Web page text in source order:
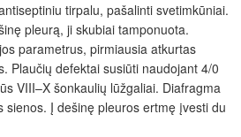
tirpalu, pašalinti svetimkūniai.
pleurą, ji skubiai tamponuota.
parametrus, pirmiausia atkurtas
Plaučių defektai susiūti naudojant 4/0
VIII–X šonkaulių lūžgaliai. Diafragma
sienos. Į dešinę pleuros ertmę įvesti du